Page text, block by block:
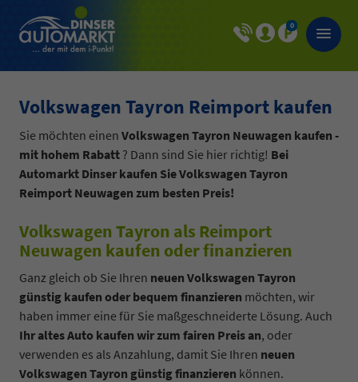
0
Volkswagen Tayron Reimport kaufen
Sie möchten einen Volkswagen Tayron Neuwagen kaufen -
mit hohem Rabatt ? Dann sind Sie hier richtig! Bei
Automarkt Dinser kaufen Sie Volkswagen Tayron
Reimport Neuwagen zum besten Preis!
Volkswagen Tayron als Reimport
Neuwagen kaufen oder finanzieren
Ganz gleich ob Sie Ihren neuen Volkswagen Tayron
günstig kaufen oder bequem finanzieren möchten, wir
haben immer eine für Sie maßgeschneiderte Lösung. Auch
Ihr altes Auto kaufen wir zum fairen Preis an, oder
verwenden es als Anzahlung, damit Sie Ihren neuen
Volkswagen Tayron günstig finanzieren können.